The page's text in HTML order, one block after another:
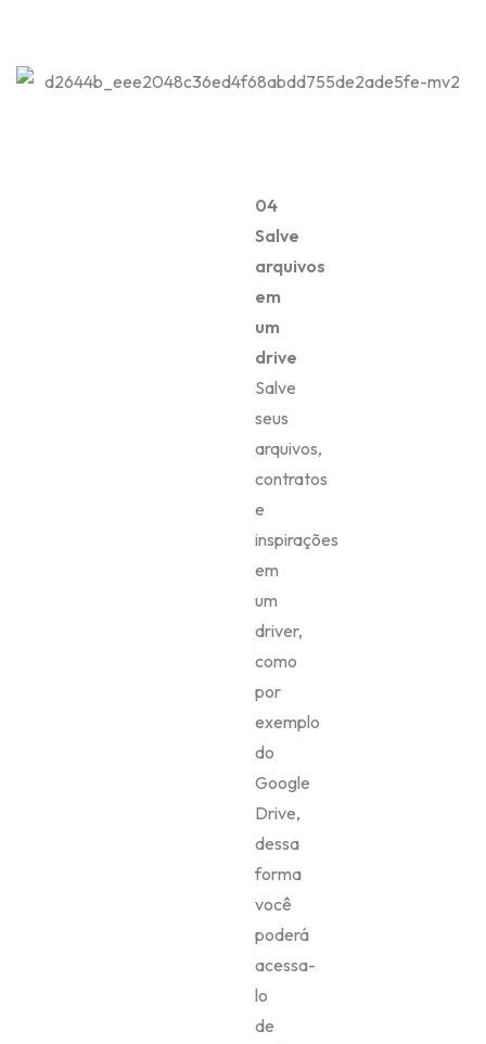
04
Salve
arquivos
em
um
drive
Salve
seus
arquivos,
contratos
e
inspirações
em
um
driver,
como
por
exemplo
do
Google
Drive,
dessa
forma
você
poderá
acessa-
lo
de